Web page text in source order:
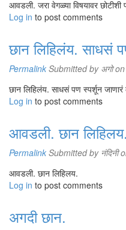
आवडली. जरा वेगळ्या विषयावर
Log in to post comments
छान लिहिलंय. साधसं
Permalink Submitted by अगोon
छान लिहिलंय. साधसं पण स्पर्शून
Log in to post comments
आवडली. छान लिहिलय.
Permalink Submitted by नंदिनी
आवडली. छान लिहिलय.
Log in to post comments
अगदी छान.